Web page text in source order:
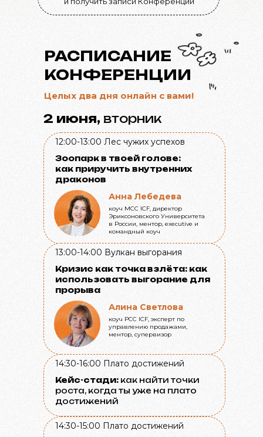
2 июня, вторник
Целых два дня онлайн с вами!
РАСПИСАНИЕ
КОНФЕРЕНЦИИ
12:00-13:00 Лес чужих успехов
Зоопарк в твоей голове:
как приручить внутренних
драконов
Анна Лебедева
коуч MCC ICF, директор
Эриксоновского Университета
в России, ментор, executive и
командный коуч
14:30-15:00 Плато достижений
13:00-14:00 Вулкан выгорания
Кризис как точка взлёта: как
использовать выгорание для
прорыва
Алина Светлова
коуч PСС ICF, эксперт по
управлению продажами,
ментор, супервизор
14:30-16:00 Плато достижений
Кейс-стади: как найти точки
роста, когда ты уже на плато
достижений